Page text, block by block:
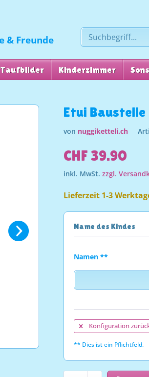
& Freunde
Kinderzimmer
Etui Baustelle
von nuggiketteli.ch
CHF 39.90
inkl. MwSt.zzgl.
Lieferzeit 1-3
Name des Kindes
Namen **
Konfiguration
** Dies ist ein Pflichtfeld.